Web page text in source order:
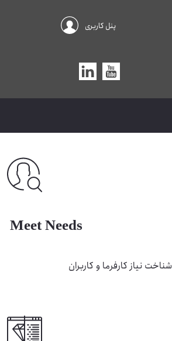
پنل کاربری
Meet Needs
شناخت نیاز کارفرما و کاربران